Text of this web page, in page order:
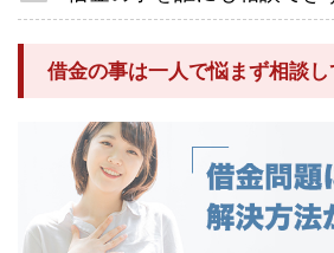
借金の事は一人で悩まず相談し